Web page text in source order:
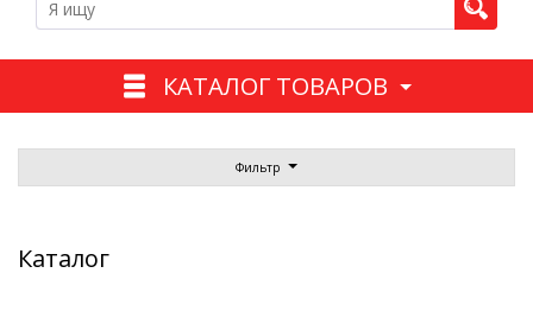
КАТАЛОГ ТОВАРОВ
Фильтр
Каталог